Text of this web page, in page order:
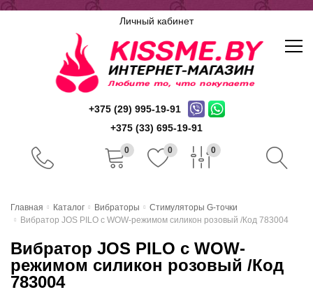
Личный кабинет
+375 (29) 995-19-91
+375 (33) 695-19-91
0 0 0
Доставка и оплата
Главная Каталог Вибраторы
Стимуляторы G-точки
Вибратор JOS PILO с WOW-режимом силикон розовый /Код 783004
Вибратор JOS PILO с WOW-
режимом силикон розовый /Код
783004